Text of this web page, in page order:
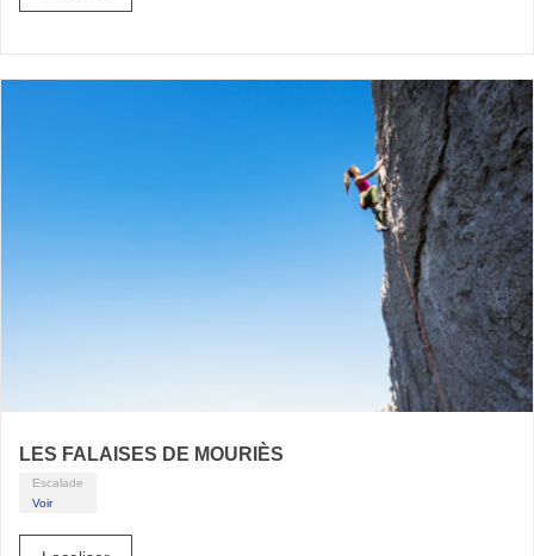
LES FALAISES DE MOURIÈS
Escalade
Voir